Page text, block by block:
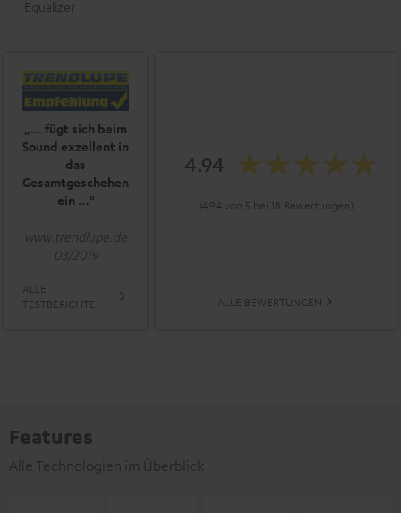
Equalizer
„… fügt sich beim
Sound exzellent in
das
Gesamtgeschehen
ein …“
www.trendlupe.de
03/2019
ALLE
TESTBERICHTE
4.94
(4.94 von 5 bei 18 Bewertungen)
ALLE BEWERTUNGEN
Features
Alle Technologien im Überblick